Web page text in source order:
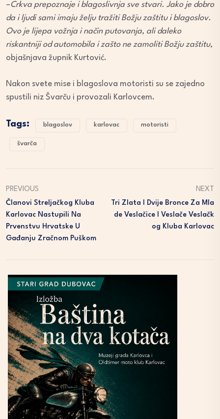
–Crkva prepoznaje i blagoslivnja sve stvari. Jako je dobro
da i ljudi sami imaju želju tražiti Božju zaštitu i blagoslov.
Ovo je lijepa vožnja i način putovanja, ali daleko
riskantniji od automobila i zašto ne zamoliti Božju zaštitu,
objašnjava župnik Kurtović.
Nakon svete mise i blagoslova motoristi su se zajedno
spustili niz Švarču i provozali Karlovcem.
Tags: blagoslov karlovac motoristi
švarča
PREVIOUS
Članovi Streljačkog Kluba
Karlovac Nastupili Na
Prvenstvu Hrvatske U
Gađanju Zračnom Puškom
NEXT
Tri Zlata I Dvije Bronce Za Mla
De Veslačice I Veslače Veslačk
Og Kluba Karlovac